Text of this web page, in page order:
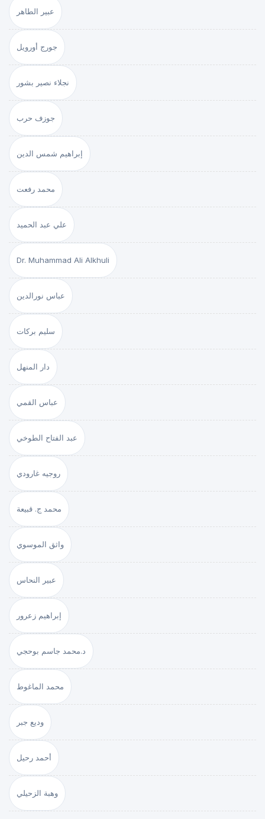
عبير الطاهر
جورج أورويل
نجلاء نصير بشور
جوزف حرب
إبراهيم شمس الدين
محمد رفعت
علي عبد الحميد
Dr. Muhammad Ali Alkhuli
عباس نورالدين
سليم بركات
دار المنهل
عباس القمي
عبد الفتاح الطوخي
روجيه غارودي
محمد ج. قبيعة
واثق الموسوي
عبير النحاس
إبراهيم زعرور
د.محمد جاسم بوحجي
محمد الماغوط
وديع جبر
أحمد رحيل
وهبة الزحيلي